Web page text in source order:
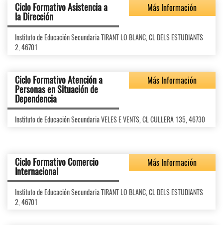
Ciclo Formativo Asistencia a
la Dirección
Más Información
Instituto de Educación Secundaria TIRANT LO BLANC, CL DELS ESTUDIANTS
2, 46701
Ciclo Formativo Atención a
Personas en Situación de
Dependencia
Más Información
Instituto de Educación Secundaria VELES E VENTS, CL CULLERA 135, 46730
Ciclo Formativo Comercio
Internacional
Más Información
Instituto de Educación Secundaria TIRANT LO BLANC, CL DELS ESTUDIANTS
2, 46701